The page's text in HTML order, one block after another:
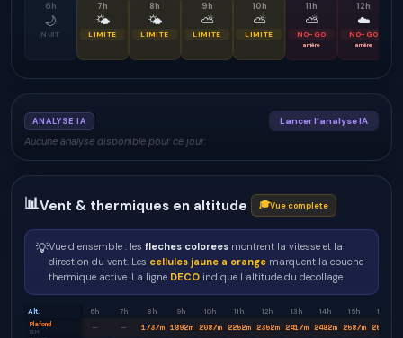
6h
🌙
NUIT
7h
🌤
LIMITE
8h
🌤
LIMITE
9h
⛅
LIMITE
10h
⛅
LIMITE
11h
⛅
NO-GO
arrière
12h
☁️
NO-GO
arrière
ANALYSE IA Lancer l'analyse IA
Aucune analyse disponible pour ce jour.
📊Vent & thermiques en altitude 🎓Vue complete
💡Vue d ensemble : les fleches colorees montrent la vitesse et la
direction du vent. Les cellules jaune a orange marquent la couche
thermique active. La ligne DECO indique l altitude du decollage.
Alt. 6h 7h 8h 9h 10h 11h 12h 13h 14h 15h 16h
Plafond
BLH — — 1737m 1892m 2087m 2252m 2352m 2417m 2482m 2587m 2682